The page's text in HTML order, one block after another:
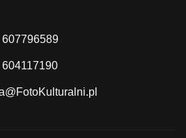
607796589
604117190